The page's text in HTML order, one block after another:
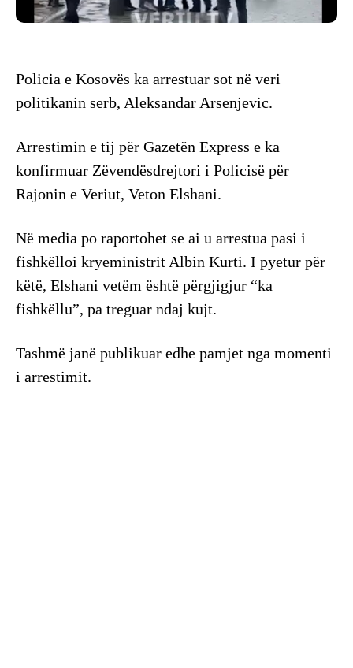
Policia e Kosovës ka arrestuar sot në veri
politikanin serb, Aleksandar Arsenjevic.
Arrestimin e tij për Gazetën Express e ka
konfirmuar Zëvendësdrejtori i Policisë për
Rajonin e Veriut, Veton Elshani.
Në media po raportohet se ai u arrestua pasi i
fishkëlloi kryeministrit Albin Kurti. I pyetur për
këtë, Elshani vetëm është përgjigjur “ka
fishkëllu”, pa treguar ndaj kujt.
Tashmë janë publikuar edhe pamjet nga momenti
i arrestimit.